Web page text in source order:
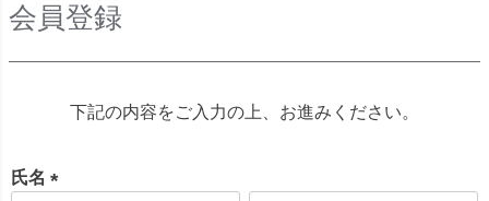
会員登録
下記の内容をご入力の上、お進みください。
氏名